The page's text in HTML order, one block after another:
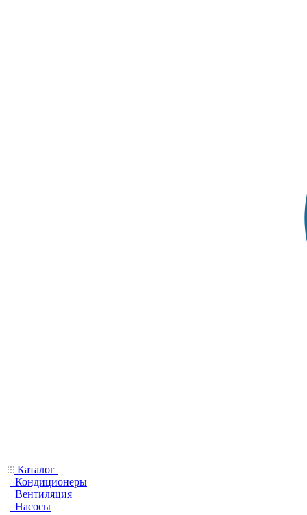
Каталог
Кондиционеры
Вентиляция
Насосы